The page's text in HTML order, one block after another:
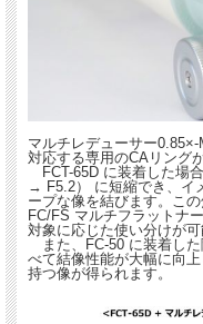
マルチレデューサー
対応する専用のCAリング
FCT-65D に装着した場
→ F5.2） に短縮でき、イ
ープな像を結びます。こ
FC/FS マルチフラットナ
対象に応じた使い分けが可
また、FC-50 に装着し
べて結像性能が大幅に向
持つ像が得られます。